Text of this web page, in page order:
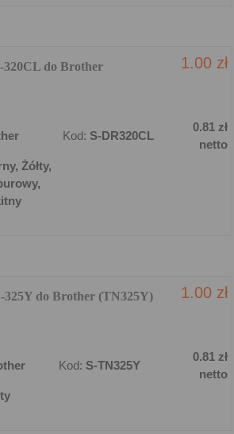
320CL do Brother 1.00 zł
Kod: S-DR320CL
0.81 zł
netto
Żółty,
325Y do Brother (TN325Y) 1.00 zł
Kod: S-TN325Y
0.81 zł
netto